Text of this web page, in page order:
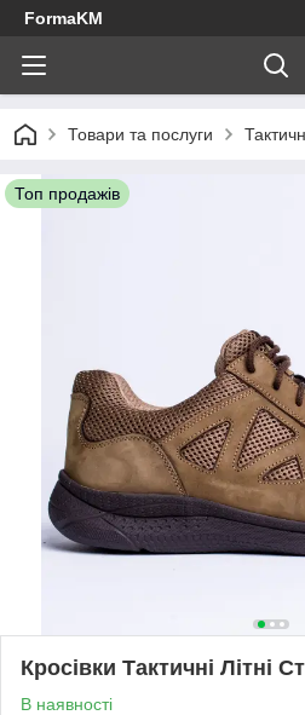
FormaKM
Товари та послуги
Топ продажів
Кросівки Тактичні Літні
В наявності